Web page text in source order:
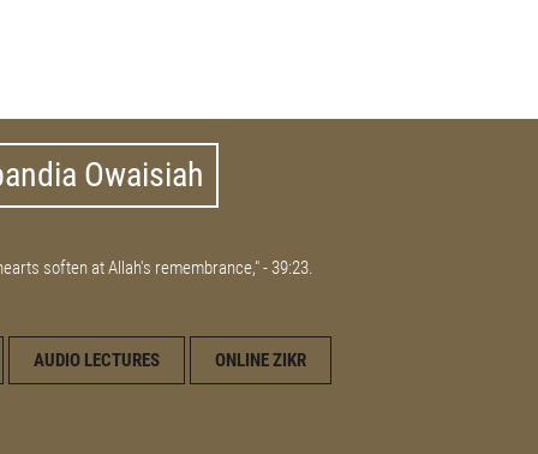
Owaisiah
soften at Allah's remembrance," - 39:23.
AUDIO LECTURES ONLINE ZIKR